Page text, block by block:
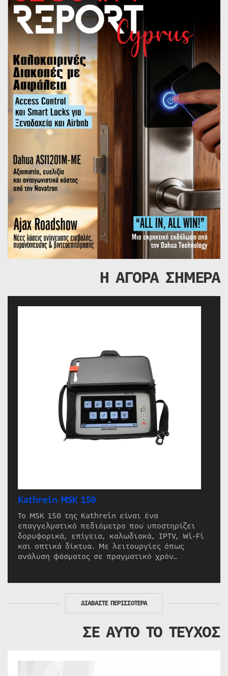
Η ΑΓΟΡΑ ΣΗΜΕΡΑ
Kathrein MSK 150
Το MSK 150 της Kathrein είναι ένα
επαγγελματικό πεδιόμετρο που υποστηρίζει
δορυφορικά, επίγεια, καλωδιακά, IPTV, Wi-Fi
και οπτικά δίκτυα. Με λειτουργίες όπως
ανάλυση φάσματος σε πραγματικό χρόν…
ΔΙΑΒΑΣΤΕ ΠΕΡΙΣΣΟΤΕΡΑ
ΣΕ ΑΥΤΟ ΤΟ ΤΕΥΧΟΣ